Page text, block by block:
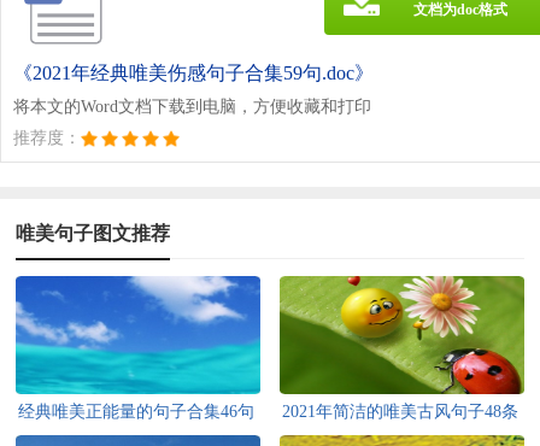
《2021年经典唯美伤感句子合集59句.doc》
将本文的Word文档下载到电脑，方便收藏和打印
推荐度：
文档为doc格式
唯美句子图文推荐
经典唯美正能量的句子合集46句 2021年简洁的唯美古风句子48条